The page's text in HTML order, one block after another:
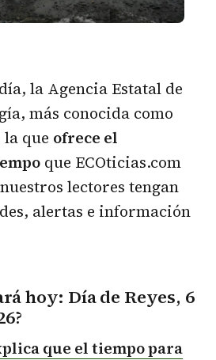
la Agencia Estatal de
más conocida como
la que ofrece el
que ECOticias.com
lectores tengan
alertas e información
hoy: Día de Reyes, 6
que el tiempo para